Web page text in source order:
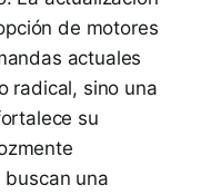
de motores
actuales
radical, sino una
su
buscan una